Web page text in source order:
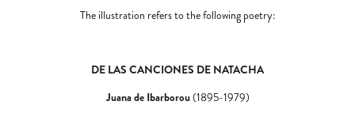
The illustration refers to the following poetry:
DE LAS CANCIONES DE NATACHA
Juana de Ibarborou(1895-1979)